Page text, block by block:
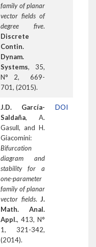
family of planar
vector fields of
degree five.
Discrete
Contin.
Dynam.
Systems, 35,
N° 2, 669-
701, (2015).
J.D. García-
Saldaña, A.
Gasull, and H.
Giacomini:
Bifurcation
diagram and
stability for a
one-parameter
family of planar
vector fields.J.
Math. Anal.
Appl., 413, N°
1, 321-342,
(2014).
DOI